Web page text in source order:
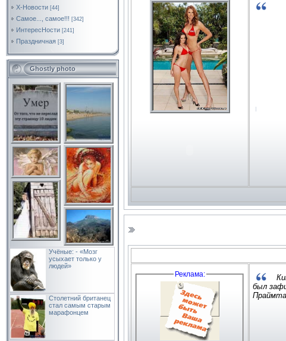
Х-Новости [44]
Самое..., самое!!! [342]
ИнтересНости [241]
Праздничная [3]
Ghostly photo
Учёные: - «Мозг
усыхает только у
людей»
Столетний британец
стал самым старым
марафонцем
Реклама:
был